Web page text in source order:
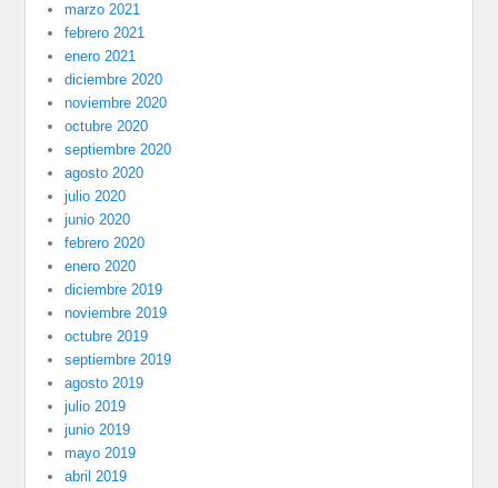
marzo 2021
febrero 2021
enero 2021
diciembre 2020
noviembre 2020
octubre 2020
septiembre 2020
agosto 2020
julio 2020
junio 2020
febrero 2020
enero 2020
diciembre 2019
noviembre 2019
octubre 2019
septiembre 2019
agosto 2019
julio 2019
junio 2019
mayo 2019
abril 2019